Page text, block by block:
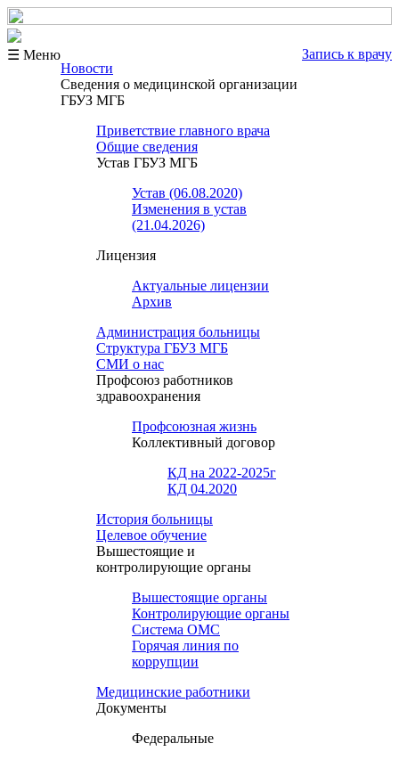
☰ Меню
Запись к врачу
Новости
Сведения о медицинской организации
ГБУЗ МГБ
Приветствие главного врача
Общие сведения
Устав ГБУЗ МГБ
Устав (06.08.2020)
Изменения в устав
(21.04.2026)
Лицензия
Актуальные лицензии
Архив
Администрация больницы
Структура ГБУЗ МГБ
СМИ о нас
Профсоюз работников
здравоохранения
Профсоюзная жизнь
Коллективный договор
КД на 2022-2025г
КД 04.2020
История больницы
Целевое обучение
Вышестоящие и
контролирующие органы
Вышестоящие органы
Контролирующие органы
Система ОМС
Горячая линия по
коррупции
Медицинские работники
Документы
Федеральные